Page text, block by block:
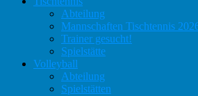
Abteilung
Mannschaften Tischtennis
Trainer gesucht!
Spielstätte
Volleyball
Abteilung
Spielstätten